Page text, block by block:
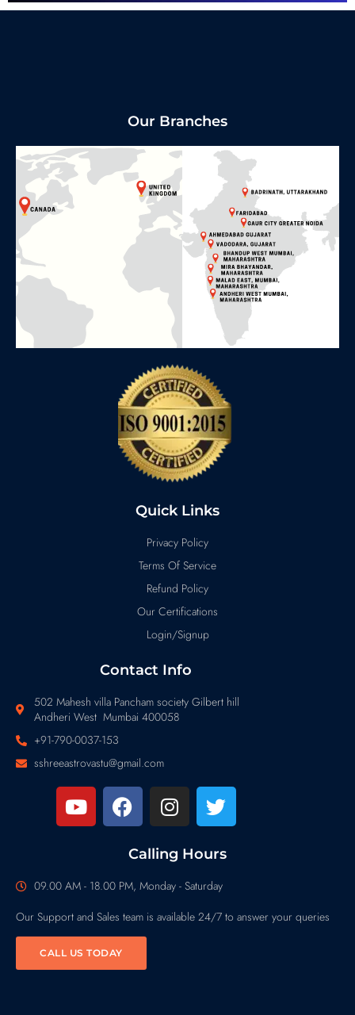
Our Branches
Quick Links
Privacy Policy
Terms Of Service
Refund Policy
Our Certifications
Login/Signup
Contact Info
502 Mahesh villa Pancham society Gilbert hill
Andheri West Mumbai 400058
+91-790-0037-153
sshreeastrovastu@gmail.com
Calling Hours
09.00 AM - 18.00 PM, Monday - Saturday
Our Support and Sales team is available 24/7 to answer your queries
CALL US TODAY